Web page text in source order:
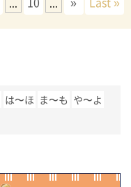
... ...
は〜ほ ま〜も や〜よ